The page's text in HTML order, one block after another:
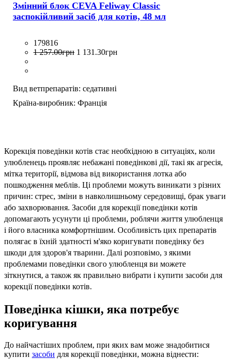
Змінний блок CEVA Feliway Classic
заспокійливий засіб для котів, 48 мл
179816
1 257.00грн 1 131 .30грн
Вид ветпрепаратів: седативні
Країна-виробник: Франція
Корекція поведінки котів стає необхідною в ситуаціях, коли
улюбленець проявляє небажані поведінкові дії, такі як агресія,
мітка території, відмова від використання лотка або
пошкодження меблів. Ці проблеми можуть виникати з різних
причин: стрес, зміни в навколишньому середовищі, брак уваги
або захворювання. Засоби для корекції поведінки котів
допомагають усунути ці проблеми, роблячи життя улюбленця
і його власника комфортнішим. Особливість цих препаратів
полягає в їхній здатності м'яко коригувати поведінку без
шкоди для здоров'я тварини. Далі розповімо, з якими
проблемами поведінки свого улюбленця ви можете
зіткнутися, а також як правильно вибрати і купити засоби для
корекції поведінки котів.
Поведінка кішки, яка потребує
коригування
До найчастіших проблем, при яких вам може знадобитися
купити засоби для корекції поведінки, можна віднести: